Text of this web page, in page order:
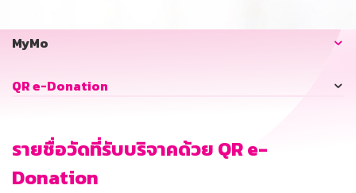
MyMo
QR e-Donation
รายชื่อวัดที่รับบริจาคด้วย QR e-
Donation